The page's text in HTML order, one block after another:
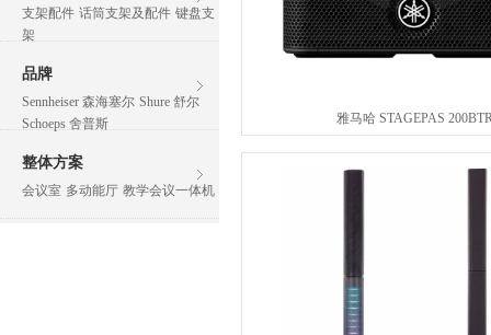
支架配件 话筒支架及配件 键盘支
架
品牌
Sennheiser 森海塞尔 Shure 舒尔
Schoeps 舍普斯
整体方案
会议室 多动能厅 教学会议一体机
雅马哈 STAGEPAS